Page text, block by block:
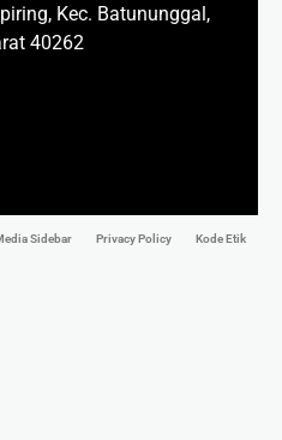
Kec. Batununggal,
40262
Sidebar Privacy Policy Kode Etik